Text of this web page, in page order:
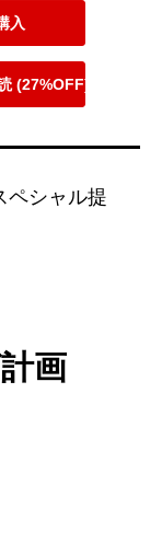
入
(27%OFF)
ペシャル提
画